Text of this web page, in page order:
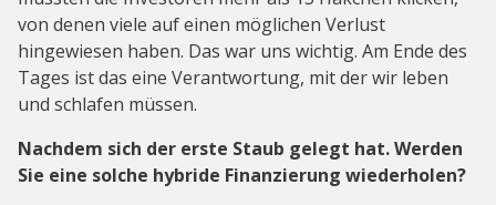
von denen viele auf einen möglichen Verlust
hingewiesen haben. Das war uns wichtig. Am Ende des
Tages ist das eine Verantwortung, mit der wir leben
und schlafen müssen.
Nachdem sich der erste Staub gelegt hat. Werden
Sie eine solche hybride Finanzierung wiederholen?